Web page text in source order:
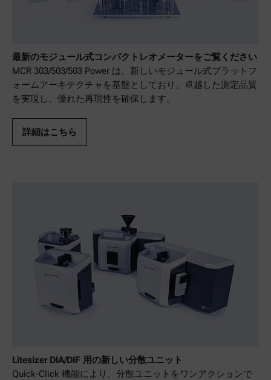
最新のモジュール式コンパクトレオメーターをご覧ください
MCR 303/503/503 Power は、新しいモジュール式プラットフ
ォームアーキテクチャを基盤としており、卓越した測定品質
を実現し、優れた再現性を確保します。
詳細はこちら
Litesizer DIA/DIF 用の新しい分散ユニット
Quick-Click 機能により、分散ユニットをワンアクションで